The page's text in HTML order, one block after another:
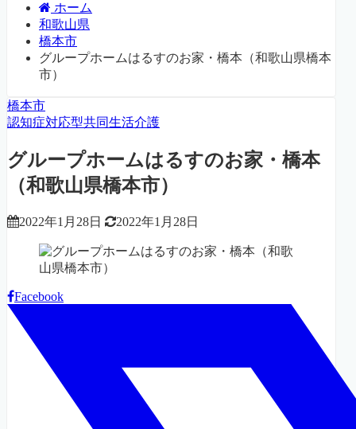
ホーム
和歌山県
橋本市
グループホームはるすのお家・橋本（和歌山県橋本
市）
橋本市
認知症対応型共同生活介護
グループホームはるすのお家・橋本
（和歌山県橋本市）
2022年1月28日 2022年1月28日
Facebook